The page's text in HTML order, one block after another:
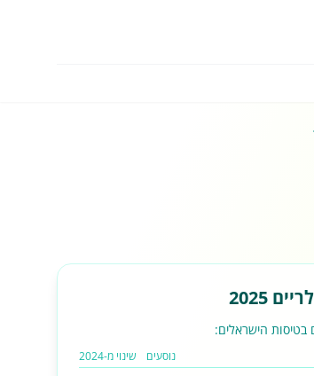
2025
בטיסות הישראלים:
נוסעים שינוי מ-2024